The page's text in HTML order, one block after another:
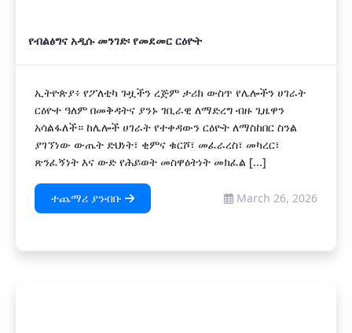
የብልፅግና አዲሱ መንገድ፡ የመደመር ርዕዮት
ኢትዮጵያ፥ የፖለቲካ ጉዟችን ረጅም ታሪክ ውስጥ የሌሎችን ሀገራት
ርዕዮተ ዓለም በመቅዳትና ያንኑ ገቢራዊ ለማድረግ ብዙ ጊዜዋን
አሳልፋለች። ከሌሎች ሀገራት የተቀዳውን ርዕዮት ለማስከበር ስንል
ያገኘነው ውጤት ድህነት፣ ቂምና ቁርሾ፣ መፈራረስ፣ መካረር፣
ጽንፈኝነት እና ውድ የሕይወት መስዋዕትነት መክፈል [...]
ተጨማሪ ያንብቡ March 26, 2026